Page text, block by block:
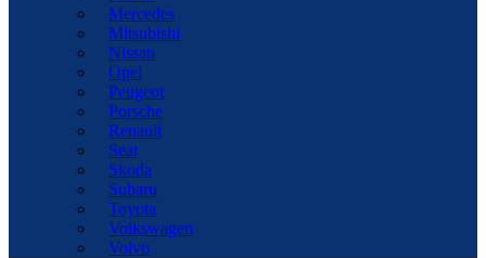
Mercedes
Mitsubishi
Nissan
Opel
Peugeot
Porsche
Renault
Seat
Skoda
Subaru
Toyota
Volkswagen
Volvo